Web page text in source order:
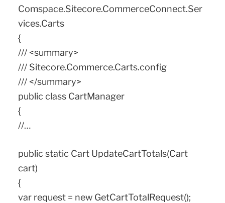
Comspace.Sitecore.CommerceConnect.Ser
vices.Carts
{
/// <summary>
/// Sitecore.Commerce.Carts.config
/// </summary>
public class CartManager
{
//…
public static Cart UpdateCartTotals(Cart
cart)
{
var request = new GetCartTotalRequest();